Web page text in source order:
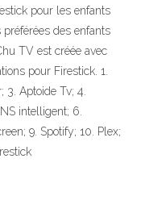
pour les enfants
préférées des enfants
TV est créée avec
pour Firestick. 1.
3. Aptoide Tv; 4.
intelligent; 6.
9. Spotify; 10. Plex;